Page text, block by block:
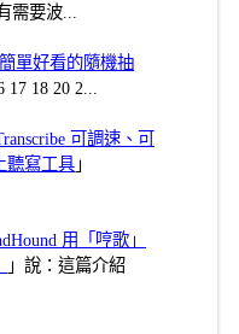
需要波...
單好看的隨機抽
17 18 20 2...
可調速、可
聽寫工具 」
用「哼歌」
」說：這篇介紹